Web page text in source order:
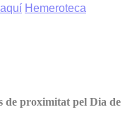
Hemeroteca
de proximitat pel Dia de